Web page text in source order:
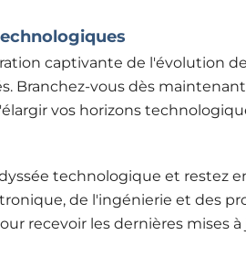
captivante de l'évolution
Branchez-vous dès
vos horizons
technologique et restez
de l'ingénierie et des
recevoir les dernières mises